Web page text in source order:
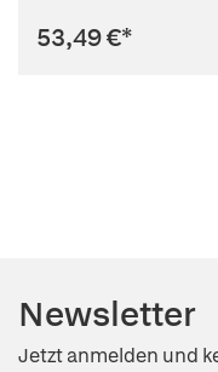
53,49 €*
Newsletter
Jetzt anmelden und